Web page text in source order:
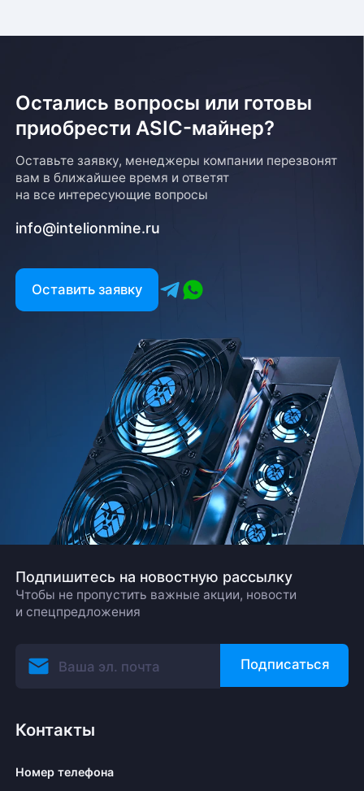
Для того, чтобы оформить возврат товара, клиенту
необходимо связаться с менеджером, который
в соответствии с регламентом Компании после
Есть вопрос?
Заполните форму и мы свяжемся с вами в
Заказать звонок
Остались вопросы или готовы
приобрести ASIC-майнер?
Оставьте заявку, менеджеры компании перезвонят
вам в ближайшее время и ответят
на все интересующие вопросы
info@intelionmine.ru
Оставить заявку
Подпишитесь на новостную рассылку
Чтобы не пропустить важные акции, новости
и спецпредложения
Подписаться
Контакты
Номер телефона